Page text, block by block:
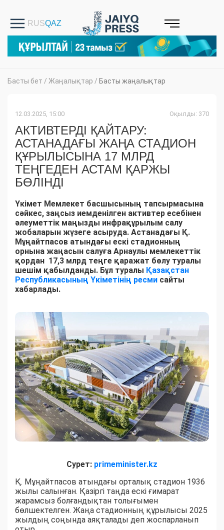
Басты бет / Жаңалықтар / Басты жаңалықтар
12.03.2025, 15:00 Оқылды: 370
АКТИВТЕРДІ ҚАЙТАРУ:
АСТАНАДАҒЫ ЖАҢА СТАДИОН
ҚҰРЫЛЫСЫНА 17 МЛРД
ТЕҢГЕДЕН АСТАМ ҚАРЖЫ
БӨЛІНДІ
Үкімет Мемлекет басшысының тапсырмасына
сәйкес, заңсыз иемденілген активтер есебінен
әлеуметтік маңызды инфрақұрылым салу
жобаларын жүзеге асыруда. Астанадағы Қ.
Мұңайтпасов атындағы ескі стадионның
орнына жаңасын салуға Арнаулы мемлекеттік
қордан 17,3 млрд теңге қаражат бөлу туралы
шешім қабылданды. Бұл туралы Қазақстан
Республикасының Үкіметінің ресми сайты
хабарлады.
Сурет: primeminister.kz
Қ. Мұңайтпасов атындағы орталық стадион 1936
жылы салынған. Қазіргі таңда ескі ғимарат
жарамсыз болғандықтан толығымен
бөлшектелген. Жаңа стадионның құрылысы 2025
жылдың соңында аяқталады деп жоспарланып